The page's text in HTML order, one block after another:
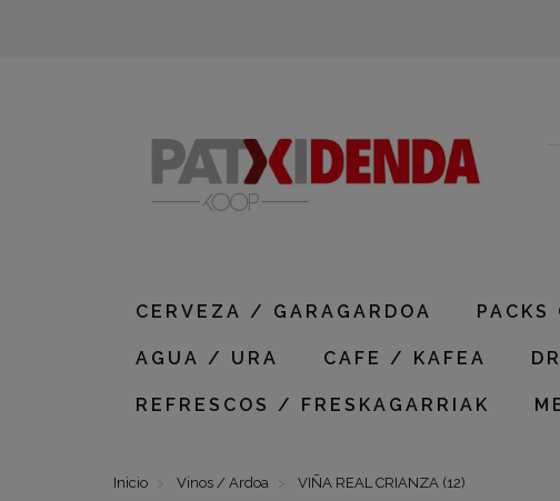
CERVEZA / GARAGARDOA
AGUA / URA CAFE / KAFEA
REFRESCOS / FRESKAGARRIAK
Inicio Vinos / Ardoa VIÑA REAL CRIANZA (12)